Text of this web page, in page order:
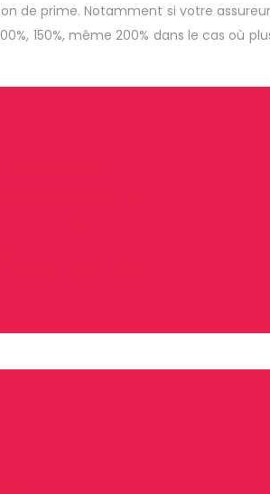
de prime. Notamment si votre
150%, même 200% dans le cas où